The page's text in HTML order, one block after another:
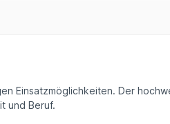
Einsatzmöglichkeiten. Der
und Beruf.